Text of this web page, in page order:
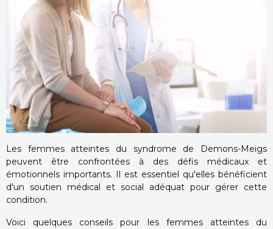
Les femmes atteintes du syndrome de Demons-Meigs
peuvent être confrontées à des défis médicaux et
émotionnels importants. Il est essentiel qu'elles bénéficient
d'un soutien médical et social adéquat pour gérer cette
condition.
Voici quelques conseils pour les femmes atteintes du